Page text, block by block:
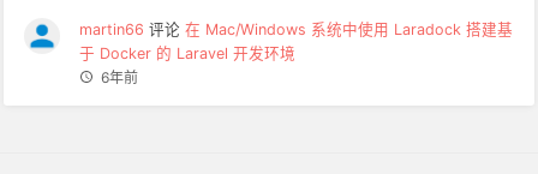
martin66 评论 在 Mac/Windows 系统中使用 Laradock 搭建基
于 Docker 的 Laravel 开发环境
6年前